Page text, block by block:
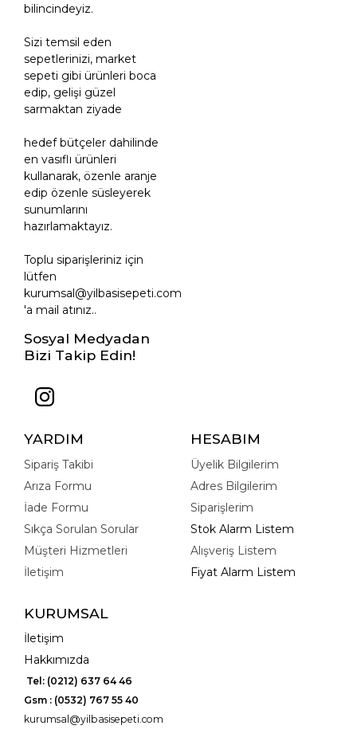
bilincindeyiz.
Sizi temsil eden
sepetlerinizi, market
sepeti gibi ürünleri boca
edip, gelişi güzel
sarmaktan ziyade
hedef bütçeler dahilinde
en vasıflı ürünleri
kullanarak, özenle aranje
edip özenle süsleyerek
sunumlarını
hazırlamaktayız.
Toplu siparişleriniz için
lütfen
kurumsal@yilbasisepeti.com
'a mail atınız..
Sosyal Medyadan
Bizi Takip Edin!
YARDIM
Sipariş Takibi
Arıza Formu
İade Formu
Sıkça Sorulan Sorular
Müşteri Hizmetleri
İletişim
HESABIM
Üyelik Bilgilerim
Adres Bilgilerim
Siparişlerim
Stok Alarm Listem
Alışveriş Listem
Fiyat Alarm Listem
KURUMSAL
İletişim
Hakkımızda
Tel: (0212) 637 64 46
Gsm : (0532) 767 55 40
kurumsal@yilbasisepeti.com